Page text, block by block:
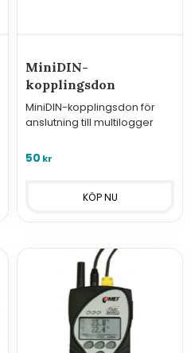
MiniDIN-
kopplingsdon
MiniDIN-kopplingsdon för
anslutning till multilogger
50 kr